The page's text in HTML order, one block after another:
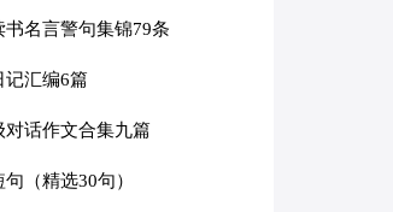
书名言警句集锦79条
记汇编6篇
对话作文合集九篇
（精选30句）